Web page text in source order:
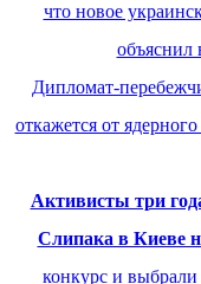
что новое
Дипломат-
откажется от
Активисты три
Cлипака в Киеве
конкурс и